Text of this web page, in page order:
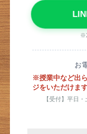
お
※授業中など出
ジをいただけま
【受付】平日